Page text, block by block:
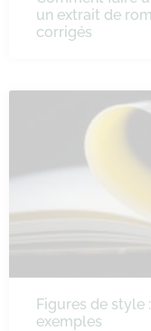
un extrait de
corrigés
Figures de style
exemples